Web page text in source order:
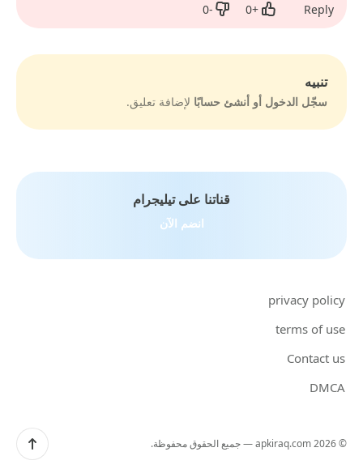
Reply
+
0
Like
-
0
Dislike
تنبيه
سجّل الدخول أو أنشئ حسابًا لإضافة تعليق.
قناتنا على تيليجرام
انضم الآن
privacy policy
terms of use
Contact us
DMCA
© 2026
apkiraq.com— جميع الحقوق محفوظة. Scroll up